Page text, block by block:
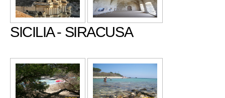
SICILIA - SIRACUSA